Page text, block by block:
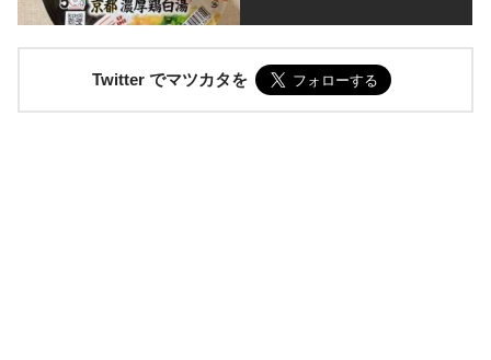
Twitter でマツカタを